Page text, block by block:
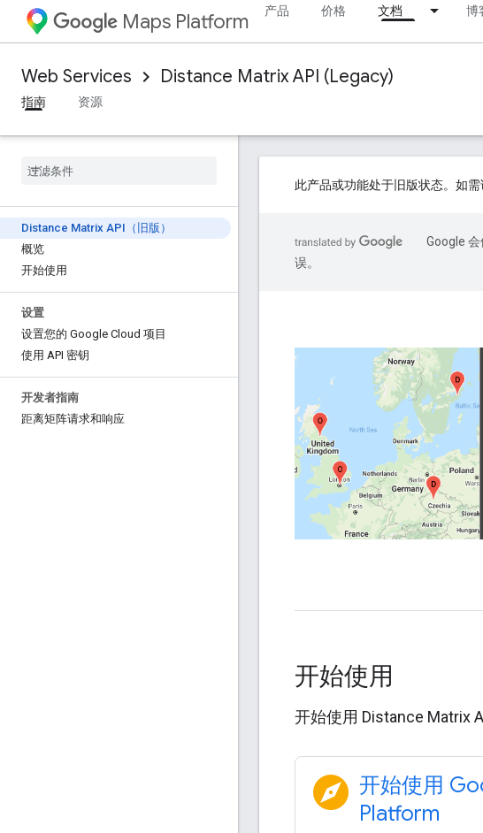
Maps Platform 产品 价格 文档 博
Web Services Distance Matrix API (Legacy)
指南
资源
Distance Matrix API（旧版）
概览
开始使用
设置
设置您的 Google Cloud 项目
使用 API 密钥
开发者指南
距离矩阵请求和响应
此产品或功能处于旧版状态。如
Google
误。
开始使用
开始使用 Distance Matrix
explore 开始使用
Platform